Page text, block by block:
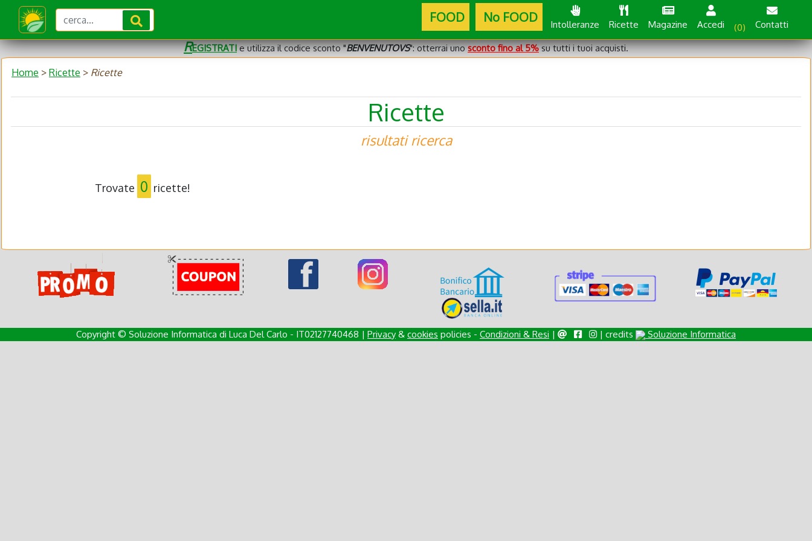
FOOD No FOOD Intolleranze Ricette Magazine Accedi (0) Contatti
REGISTRATIe utilizza il codice sconto "BENVENUTOVS": otterrai unosconto fino al 5%su tutti i tuoi acquisti.
Home > Ricette > Ricette
Ricette
risultati ricerca
Trovate 0 ricette!
Copyright © Soluzione Informatica di Luca Del Carlo - IT02127740468 | Privacy & cookies policies - Condizioni & Resi | | credits Soluzione Informatica